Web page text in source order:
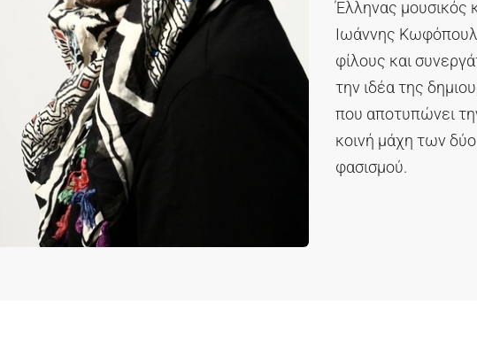
Έλληνας μουσικός
Ιωάννης
φίλους και
την ιδέα της
που αποτυπώνει
κοινή μάχη των
φασισμού.